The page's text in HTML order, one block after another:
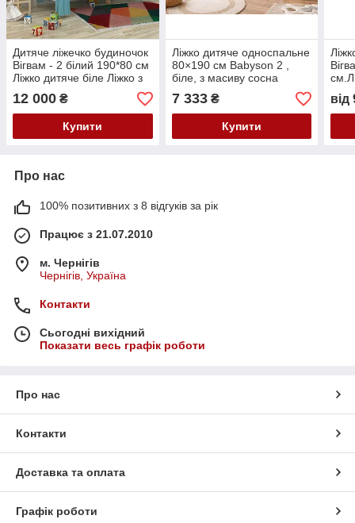
Дитяче ліжечко будиночок
Вігвам - 2 білий 190*80 см
Ліжко дитяче біле Ліжко з
дерева
12 000 ₴
Купити
Ліжко дитяче односпальне
80×190 см Babyson 2 ,
біле, з масиву сосна
7 333₴
Купити
лак
від
Про нас
100% позитивних з 8 відгуків за рік
Працює з 21.07.2010
м. Чернігів
Чернігів, Україна
Контакти
Сьогодні вихідний
Показати весь графік роботи
Про нас
Контакти
Доставка та оплата
Графік роботи